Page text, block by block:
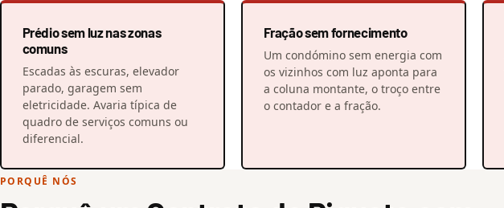
Prédio sem luz nas zonas
comuns
Escadas às escuras, elevador
parado, garagem sem
eletricidade. Avaria típica de
quadro de serviços comuns ou
diferencial.
Fração sem fornecimento
Um condómino sem energia com
os vizinhos com luz aponta para
a coluna montante, o troço entre
o contador e a fração.
PORQUÊ NÓS